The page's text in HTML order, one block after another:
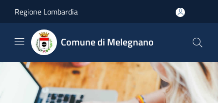
Regione Lombardia
Comune di Melegnano